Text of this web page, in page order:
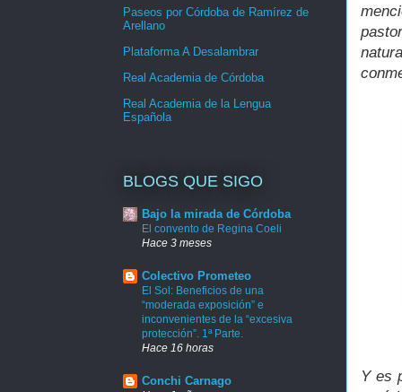
Y es
Paseos por Córdoba de Ramírez de
Arellano
Plataforma A Desalambrar
Real Academia de Córdoba
Real Academia de la Lengua
Española
BLOGS QUE SIGO
Bajo la mirada de Córdoba
El convento de Regina Coeli
Hace 3 meses
Colectivo Prometeo
El Sol: Beneficios de una
“moderada exposición” e
inconvenientes de la “excesiva
protección”. 1ª Parte.
Hace 16 horas
Conchi Carnago